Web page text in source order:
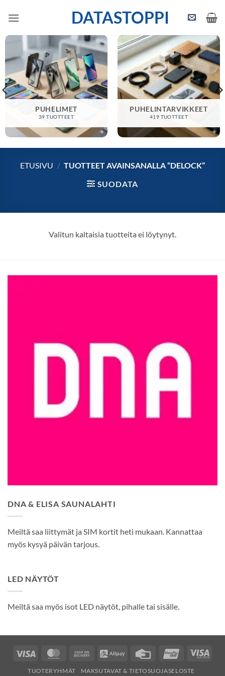
DATASTOPPI
PUHELIMET
39 TUOTTEET
PUHELINTARVIKKEET
419 TUOTTEET
ETUSIVU / TUOTTEET AVAINSANALLA “DELOCK”
SUODATA
Valitun kaltaisia tuotteita ei löytynyt.
DNA & ELISA SAUNALAHTI
Meiltä saa liittymät ja SIM kortit heti mukaan. Kannattaa
myös kysyä päivän tarjous.
LED NÄYTÖT
Meiltä saa myös isot LED näytöt, pihalle tai sisälle.
Visa MasterCardCash
Alipay
Credit
UnionPayVisa
TUOTERYHMÄT
MAKSUTAVAT & TIETOSUOJASELOSTE